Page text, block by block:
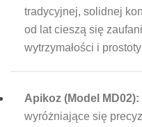
tradycyjnej, solidnej
od lat cieszą się
wytrzymałości i
Apikoz (Model MD02):
wyróżniające się